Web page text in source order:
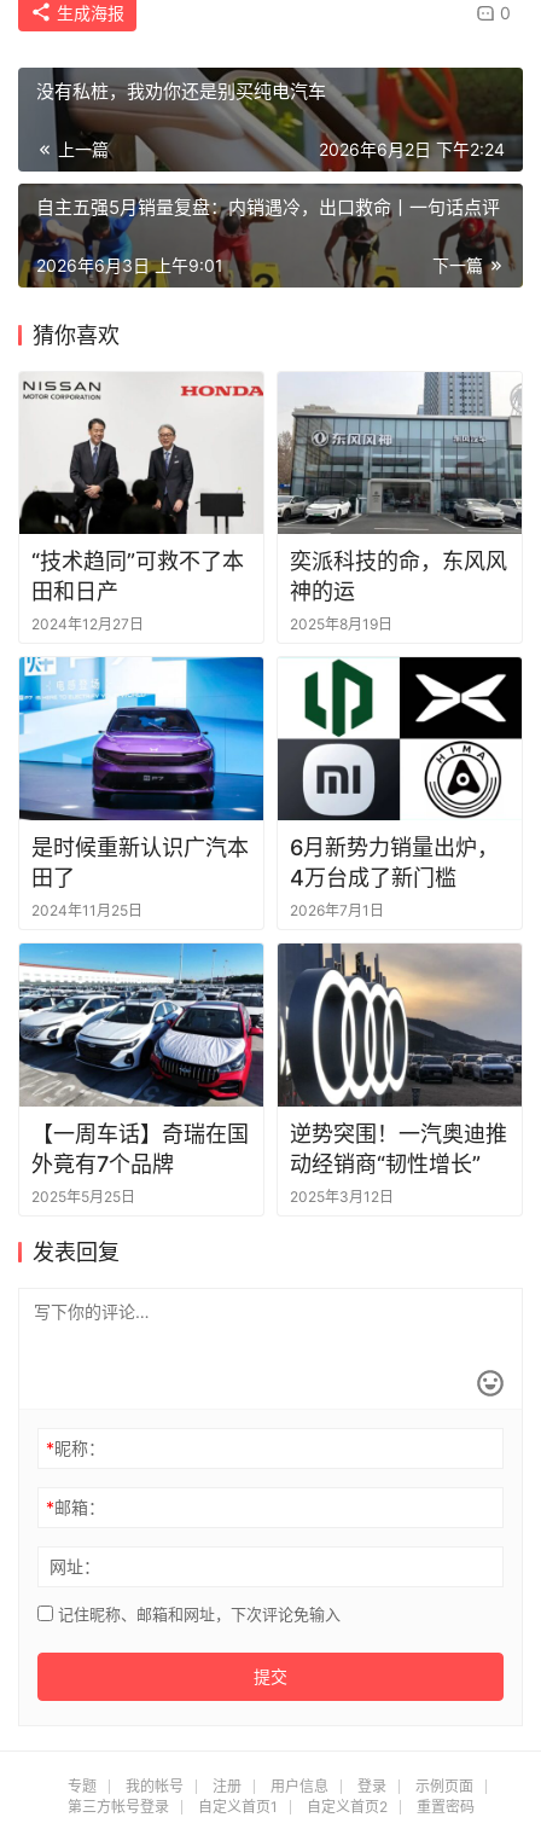
生成海报 0
没有私桩，我劝你还是别买纯电汽车
上一篇 2026年6月2日 下午2:24
自主五强5月销量复盘：内销遇冷，出口救命丨一句话点评
下一篇
2026年6月3日 上午9:01
猜你喜欢
“技术趋同”可救不了本
田和日产
2024年12月27日
奕派科技的命，东风风
神的运
2025年8月19日
是时候重新认识广汽本
田了
2024年11月25日
6月新势力销量出炉，
4万台成了新门槛
2026年7月1日
【一周车话】奇瑞在国
外竟有7个品牌
2025年5月25日
逆势突围！一汽奥迪推
动经销商“韧性增长”
2025年3月12日
发表回复
*昵称：
*邮箱：
网址：
记住昵称、邮箱和网址，下次评论免输入
提交
专题 我的帐号 注册 用户信息 登录
示例页面
第三方帐号登录
自定义首页1 自定义首页2
重置密码